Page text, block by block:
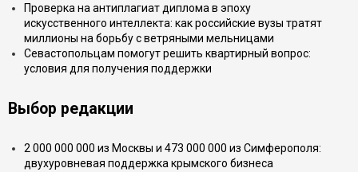
Проверка на антиплагиат диплома в эпоху
искусственного интеллекта: как российские вузы тратят
миллионы на борьбу с ветряными мельницами
Севастопольцам помогут решить квартирный вопрос:
условия для получения поддержки
Выбор редакции
2 000 000 000 из Москвы и 473 000 000 из Симферополя:
двухуровневая поддержка крымского бизнеса